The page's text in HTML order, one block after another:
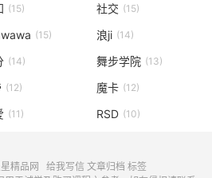
(15) 社交 (15)
(15) 浪ji (14)
(14) 舞步学院 (13)
(12) 魔卡 (12)
(11) RSD (10)
精品网 给我写信 文章归档 标签